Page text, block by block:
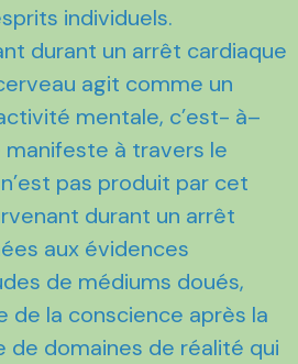
individuels.
durant un arrêt cardiaque
agit comme un
mentale, c’est- à–
manifeste à travers le
pas produit par cet
durant un arrêt
aux évidences
de médiums doués,
de la conscience après la
de domaines de réalité qui